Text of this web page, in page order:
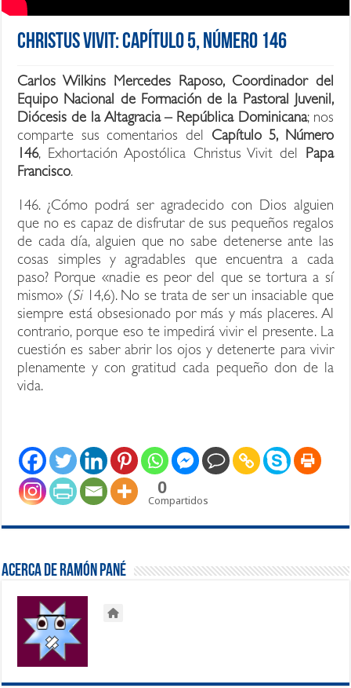
Christus Vivit: Capítulo 5, Número 146
Carlos Wilkins Mercedes Raposo, Coordinador del
Equipo Nacional de Formación de la Pastoral Juvenil,
Diócesis de la Altagracia – República Dominicana; nos
comparte sus comentarios del Capítulo 5, Número
146, Exhortación Apostólica Christus Vivit del Papa
Francisco.
146. ¿Cómo podrá ser agradecido con Dios alguien
que no es capaz de disfrutar de sus pequeños regalos
de cada día, alguien que no sabe detenerse ante las
cosas simples y agradables que encuentra a cada
paso? Porque «nadie es peor del que se tortura a sí
mismo» (Si 14,6). No se trata de ser un insaciable que
siempre está obsesionado por más y más placeres. Al
contrario, porque eso te impedirá vivir el presente. La
cuestión es saber abrir los ojos y detenerte para vivir
plenamente y con gratitud cada pequeño don de la
vida.
0
Compartidos
Acerca de Ramón Pané